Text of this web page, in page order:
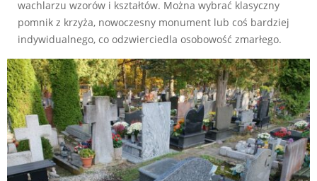
wachlarzu wzorów i kształtów. Można wybrać klasyczny
pomnik z krzyża, nowoczesny monument lub coś bardziej
indywidualnego, co odzwierciedla osobowość zmarłego.